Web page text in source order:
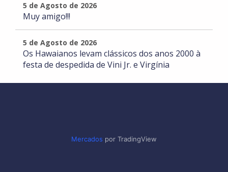
5 de Agosto de 2026
Muy amigo!!!
5 de Agosto de 2026
Os Hawaianos levam clássicos dos anos 2000 à
festa de despedida de Vini Jr. e Virgínia
Mercados por TradingView